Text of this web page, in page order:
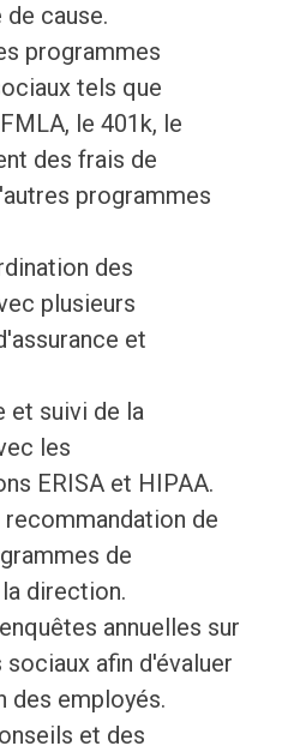
cause.
programmes
tels que
le 401k, le
des frais de
programmes
des
plusieurs
et
et suivi de la
les
ERISA et HIPAA.
de
de
direction.
annuelles sur
sociaux afin d'évaluer
des employés.
et des